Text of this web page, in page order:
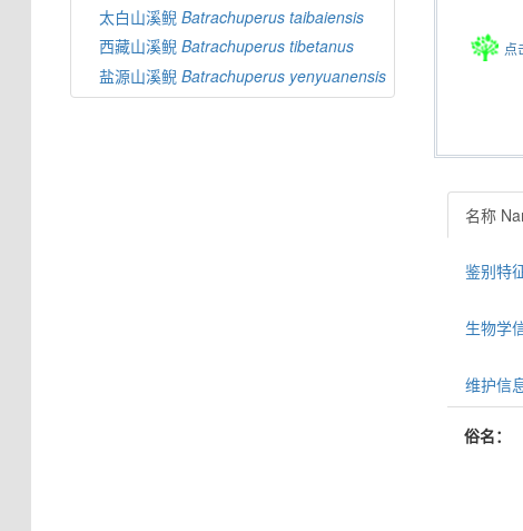
太白山溪鲵Batrachuperus taibaiensis
西藏山溪鲵Batrachuperus tibetanus
盐源山溪鲵Batrachuperus yenyuanensis
点
名称
鉴别特
生物学
维护信
俗名：